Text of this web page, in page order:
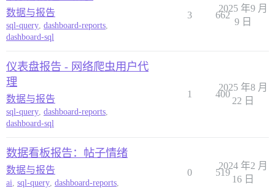
数据与报告
sql-query, dashboard-reports,
dashboard-sql
3 662
2025 年9 月
9 日
仪表盘报告 - 网络爬虫用户代
理
数据与报告
sql-query, dashboard-reports,
dashboard-sql
1 400
2025 年8 月
22 日
数据看板报告：帖子情绪
数据与报告
ai, sql-query, dashboard-reports,
0 519
2024 年2 月
16 日